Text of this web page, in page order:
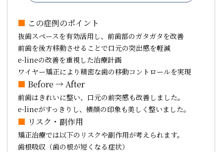
■ この症例のポイント
抜歯スペースを有効活用し、前歯部のガタガタを改善
前歯を後方移動させることで口元の突出感を軽減
e-lineの改善を重視した治療計画
ワイヤー矯正により精密な歯の移動コントロールを実現
■ Before → After
前歯はきれいに整い、口元の前突感も改善しました。
e-lineがすっきりし、横顔の印象も美しく整いました。
■ リスク・副作用
矯正治療では以下のリスクや副作用が考えられます。
歯根吸収（歯の根が短くなる症状）